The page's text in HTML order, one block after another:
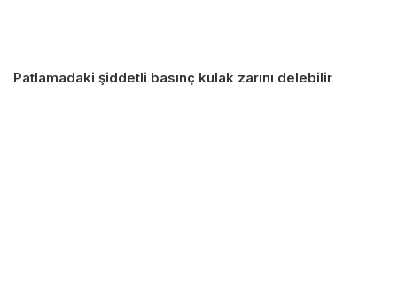
Patlamadaki şiddetli basınç kulak zarını delebilir